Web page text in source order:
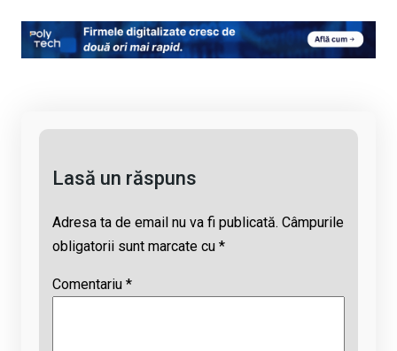
py
Li
ce
b
at
s
e
a
ail
Lasă un răspuns
Adresa ta de email nu va fi publicată. Câmpurile
obligatorii sunt marcate cu *
Comentariu *